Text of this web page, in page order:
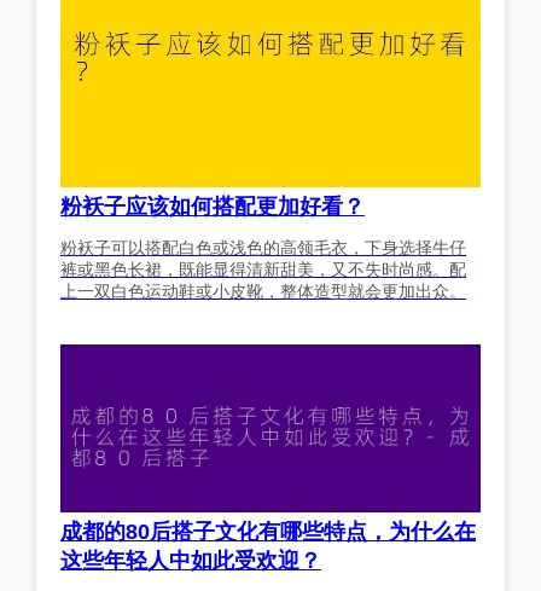
粉袄子应该如何搭配更加好看？
粉袄子可以搭配白色或浅色的高领毛衣，下身选择牛仔
裤或黑色长裙，既能显得清新甜美，又不失时尚感。配
上一双白色运动鞋或小皮靴，整体造型就会更加出众。
成都的80后搭子文化有哪些特点，为什么在
这些年轻人中如此受欢迎？